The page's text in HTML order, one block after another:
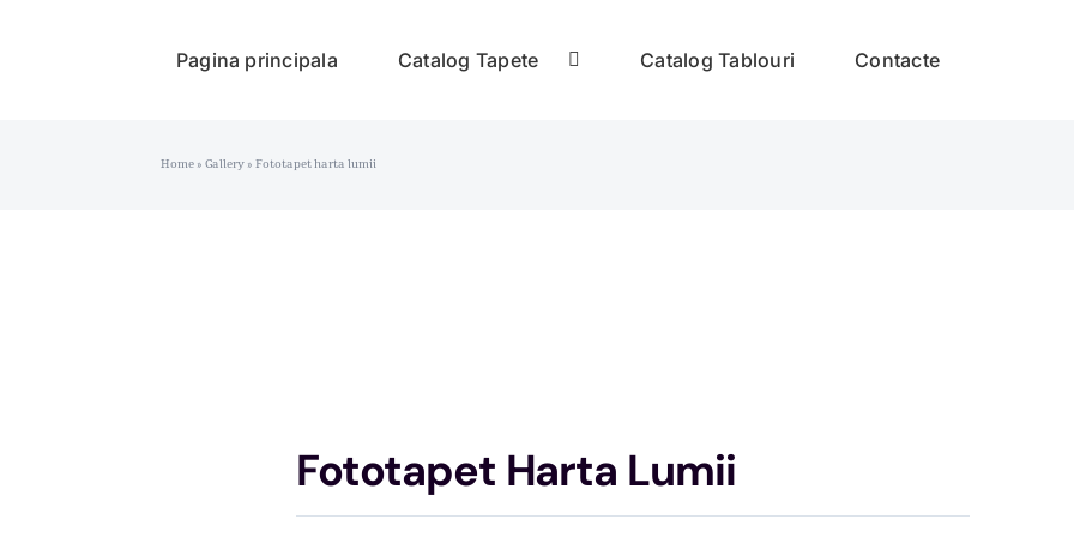
Pagina principala Catalog Tapete Catalog Tablouri Contacte
Home»Gallery»Fototapet harta lumii
Fototapet Harta Lumii